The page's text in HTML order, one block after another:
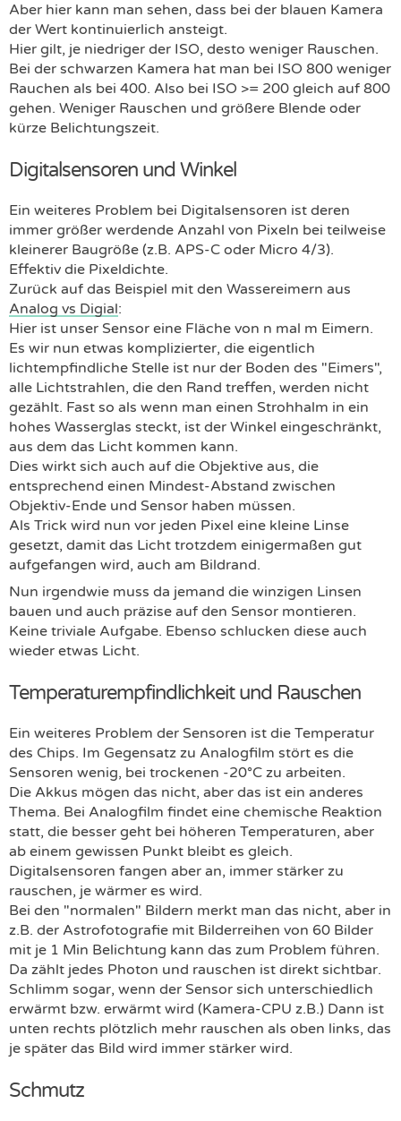
Aber hier kann man sehen, dass bei der blauen Kamera
der Wert kontinuierlich ansteigt.
Hier gilt, je niedriger der ISO, desto weniger Rauschen.
Bei der schwarzen Kamera hat man bei ISO 800 weniger
Rauchen als bei 400. Also bei ISO >= 200 gleich auf 800
gehen. Weniger Rauschen und größere Blende oder
kürze Belichtungszeit.
Digitalsensoren und Winkel
Ein weiteres Problem bei Digitalsensoren ist deren
immer größer werdende Anzahl von Pixeln bei teilweise
kleinerer Baugröße (z.B. APS-C oder Micro 4/3).
Effektiv die Pixeldichte.
Zurück auf das Beispiel mit den Wassereimern aus
Analog vs Digial:
Hier ist unser Sensor eine Fläche von n mal m Eimern.
Es wir nun etwas komplizierter, die eigentlich
lichtempfindliche Stelle ist nur der Boden des "Eimers",
alle Lichtstrahlen, die den Rand treffen, werden nicht
gezählt. Fast so als wenn man einen Strohhalm in ein
hohes Wasserglas steckt, ist der Winkel eingeschränkt,
aus dem das Licht kommen kann.
Dies wirkt sich auch auf die Objektive aus, die
entsprechend einen Mindest-Abstand zwischen
Objektiv-Ende und Sensor haben müssen.
Als Trick wird nun vor jeden Pixel eine kleine Linse
gesetzt, damit das Licht trotzdem einigermaßen gut
aufgefangen wird, auch am Bildrand.
Nun irgendwie muss da jemand die winzigen Linsen
bauen und auch präzise auf den Sensor montieren.
Keine triviale Aufgabe. Ebenso schlucken diese auch
wieder etwas Licht.
Temperaturempfindlichkeit und Rauschen
Ein weiteres Problem der Sensoren ist die Temperatur
des Chips. Im Gegensatz zu Analogfilm stört es die
Sensoren wenig, bei trockenen -20°C zu arbeiten.
Die Akkus mögen das nicht, aber das ist ein anderes
Thema. Bei Analogfilm findet eine chemische Reaktion
statt, die besser geht bei höheren Temperaturen, aber
ab einem gewissen Punkt bleibt es gleich.
Digitalsensoren fangen aber an, immer stärker zu
rauschen, je wärmer es wird.
Bei den "normalen" Bildern merkt man das nicht, aber in
z.B. der Astrofotografie mit Bilderreihen von 60 Bilder
mit je 1 Min Belichtung kann das zum Problem führen.
Da zählt jedes Photon und rauschen ist direkt sichtbar.
Schlimm sogar, wenn der Sensor sich unterschiedlich
erwärmt bzw. erwärmt wird (Kamera-CPU z.B.) Dann ist
unten rechts plötzlich mehr rauschen als oben links, das
je später das Bild wird immer stärker wird.
Schmutz